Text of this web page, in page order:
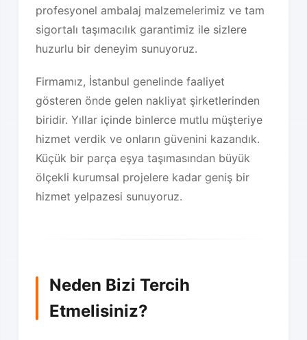
profesyonel ambalaj malzemelerimiz ve tam
sigortalı taşımacılık garantimiz ile sizlere
huzurlu bir deneyim sunuyoruz.
Firmamız, İstanbul genelinde faaliyet
gösteren önde gelen nakliyat şirketlerinden
biridir. Yıllar içinde binlerce mutlu müşteriye
hizmet verdik ve onların güvenini kazandık.
Küçük bir parça eşya taşımasından büyük
ölçekli kurumsal projelere kadar geniş bir
hizmet yelpazesi sunuyoruz.
Neden Bizi Tercih
Etmelisiniz?